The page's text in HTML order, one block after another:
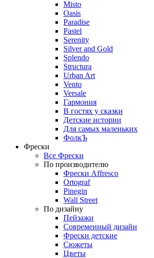
Misto
Oasis
Paradise
Pastel
Serenity
Silver and Gold
Splendo
Structura
Urban Art
Vento
Versale
Гармония
В гостях у сказки
Детские истории
Для самых маленьких
ФолкЪ
Фрески
Все Фрески
По производителю
Фрески Affresco
Ortograf
Pinegin
Wall Street
По дизайну
Пейзажи
Современный дизайн
Фрески детские
Сюжеты
Цветы